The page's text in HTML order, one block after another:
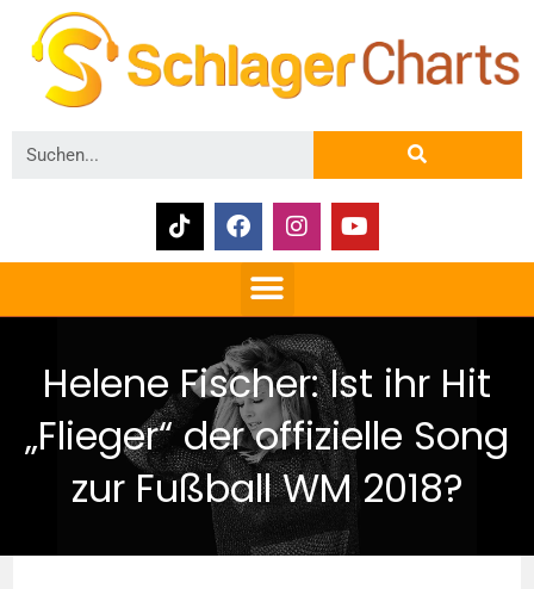
Helene Fischer: Ist ihr Hit
„Flieger“ der offizielle Song
zur Fußball WM 2018?